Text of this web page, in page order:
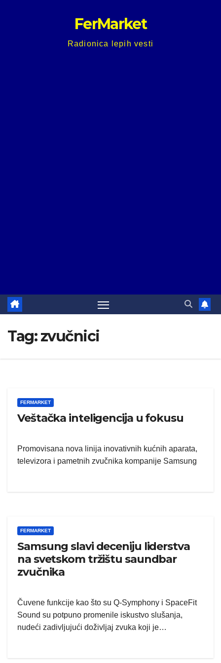
FerMarket
Radionica lepih vesti
Tag:zvučnici
FERMARKET
Veštačka inteligencija u fokusu
Promovisana nova linija inovativnih kućnih aparata,
televizora i pametnih zvučnika kompanije Samsung
FERMARKET
Samsung slavi deceniju liderstva
na svetskom tržištu saundbar
zvučnika
Čuvene funkcije kao što su Q-Symphony i SpaceFit
Sound su potpuno promenile iskustvo slušanja,
nudeći zadivljujući doživljaj zvuka koji je…